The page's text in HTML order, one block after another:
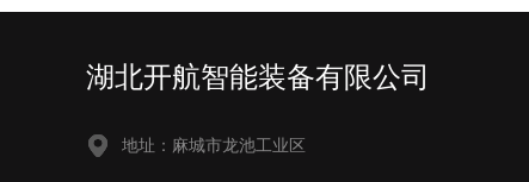
湖北开航智能装备有限公司
地址：麻城市龙池工业区